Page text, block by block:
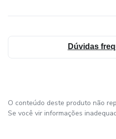
Dúvidas
O conteúdo deste produto não
Se você vir informações